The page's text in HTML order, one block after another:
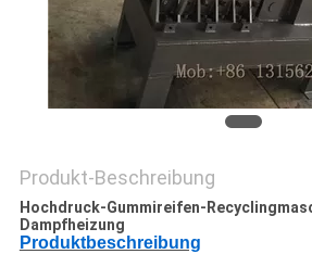
Produkt-Beschreibung
Hochdruck-Gummireifen-
Dampfheizung
Produktbeschreibung